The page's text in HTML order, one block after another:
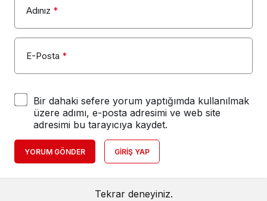
Adınız *
E-Posta *
Bir dahaki sefere yorum yaptığımda kullanılmak
üzere adımı, e-posta adresimi ve web site
adresimi bu tarayıcıya kaydet.
YORUM GÖNDER GIRIŞ YAP
Tekrar deneyiniz.